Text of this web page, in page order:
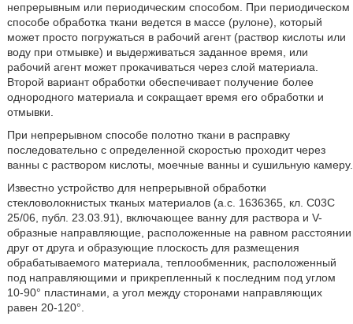
непрерывным или периодическим способом. При периодическом
способе обработка ткани ведется в массе (рулоне), который
может просто погружаться в рабочий агент (раствор кислоты или
воду при отмывке) и выдерживаться заданное время, или
рабочий агент может прокачиваться через слой материала.
Второй вариант обработки обеспечивает получение более
однородного материала и сокращает время его обработки и
отмывки.
При непрерывном способе полотно ткани в расправку
последовательно с определенной скоростью проходит через
ванны с раствором кислоты, моечные ванны и сушильную камеру.
Известно устройство для непрерывной обработки
стекловолокнистых тканых материалов (а.с. 1636365, кл. С03С
25/06, публ. 23.03.91), включающее ванну для раствора и V-
образные направляющие, расположенные на равном расстоянии
друг от друга и образующие плоскость для размещения
обрабатываемого материала, теплообменник, расположенный
под направляющими и прикрепленный к последним под углом
10-90° пластинами, а угол между сторонами направляющих
равен 20-120°.